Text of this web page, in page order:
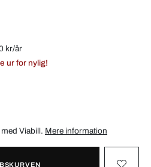
kr/år
ur for nylig!
Viabill. Mere information